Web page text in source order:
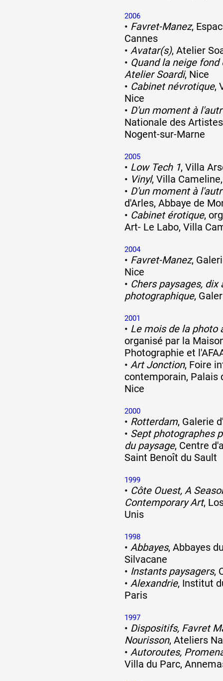
2006
• Favret-Manez,
Cannes
• Avatar(s), Atelier
• Quand la neige fond
Atelier Soardi, Nice
• Cabinet névrotique,
Nice
• D'un moment à
Nationale des
Nogent-sur-Marne
2005
• Low Tech 1, Villa
• Vinyl, Villa
• D'un moment à
d'Arles, Abbaye de
• Cabinet érotique,
Art- Le Labo, Villa
2004
• Favret-Manez,
Nice
• Chers paysages,
photographique,
2001
• Le mois de la photo
organisé par la
Photographie et
• Art Jonction, Foire
contemporain, Palais
Nice
2000
• Rotterdam, Galerie
• Sept photographes
du paysage, Centre
Saint Benoît du Sault
1999
• Côte Ouest, A
Contemporary Art,
Unis
1998
• Abbayes, Abbayes
Silvacane
• Instants paysagers,
• Alexandrie, Institut
Paris
1997
• Dispositifs, Favret
Nourisson, Ateliers
• Autoroutes,
Villa du Parc,